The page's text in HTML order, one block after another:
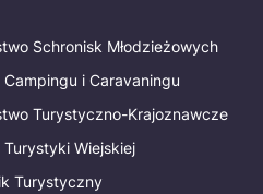
Schronisk Młodzieżowych
Campingu i Caravaningu
Turystyczno-Krajoznawcze
Turystyki Wiejskiej
Turystyczny